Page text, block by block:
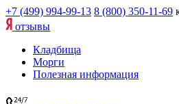
+7 (499) 994-99-13 8 (800) 350-11-69
отзывы
Кладбища
Морги
Полезная информация